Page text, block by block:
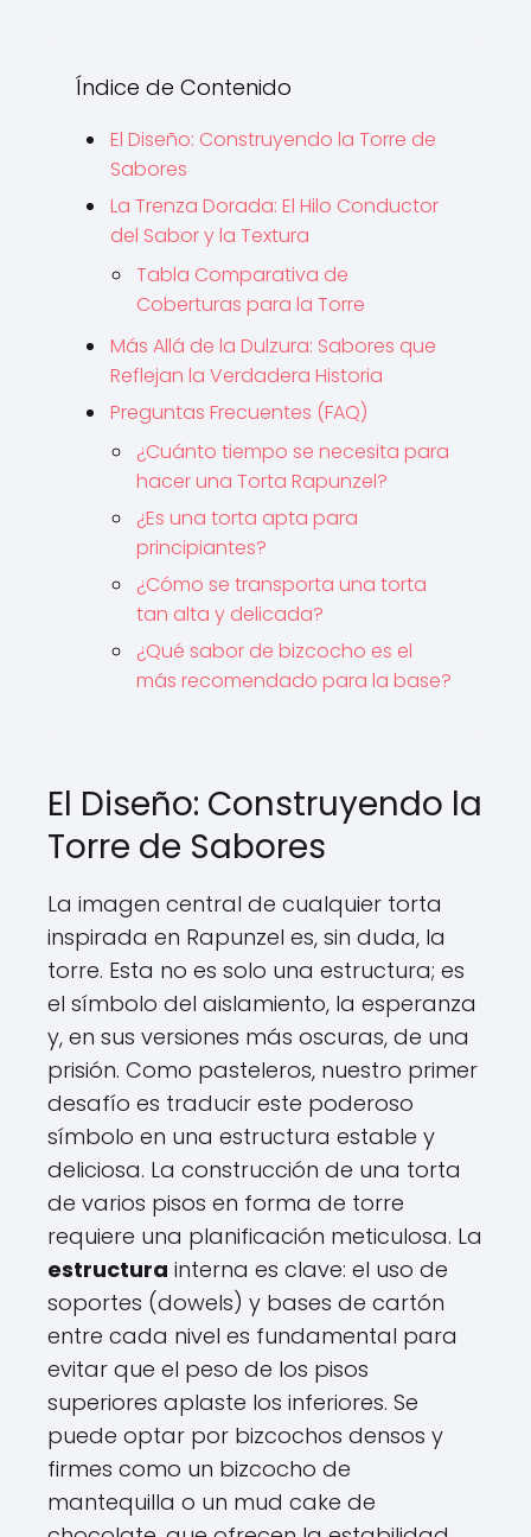
Índice de Contenido
El Diseño: Construyendo la Torre de
Sabores
La Trenza Dorada: El Hilo Conductor
del Sabor y la Textura
Tabla Comparativa de
Coberturas para la Torre
Más Allá de la Dulzura: Sabores que
Reflejan la Verdadera Historia
Preguntas Frecuentes (FAQ)
¿Cuánto tiempo se necesita para
hacer una Torta Rapunzel?
¿Es una torta apta para
principiantes?
¿Cómo se transporta una torta
tan alta y delicada?
¿Qué sabor de bizcocho es el
más recomendado para la base?
El Diseño: Construyendo la
Torre de Sabores
La imagen central de cualquier torta
inspirada en Rapunzel es, sin duda, la
torre. Esta no es solo una estructura; es
el símbolo del aislamiento, la esperanza
y, en sus versiones más oscuras, de una
prisión. Como pasteleros, nuestro primer
desafío es traducir este poderoso
símbolo en una estructura estable y
deliciosa. La construcción de una torta
de varios pisos en forma de torre
requiere una planificación meticulosa. La
estructura interna es clave: el uso de
soportes (dowels) y bases de cartón
entre cada nivel es fundamental para
evitar que el peso de los pisos
superiores aplaste los inferiores. Se
puede optar por bizcochos densos y
firmes como un bizcocho de
mantequilla o un mud cake de